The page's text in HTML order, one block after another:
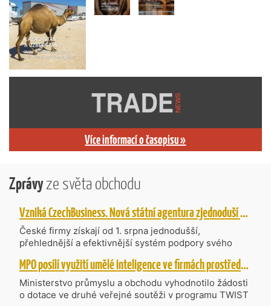
Více informací o časopisu »
Zprávyze světa obchodu
Vzniká CzechBusiness. Nová státní agentura zjednoduší podporu českých firem
České firmy získají od 1. srpna jednodušší,
přehlednější a efektivnější systém podpory svého
CzechBusiness, která propojuje dosavadní
kompetence agentur CzechTrade a CzechInvest.
Firmám nabídne jednoho partnera pro rozvoj od
inovací až po zahraniční expanzi.
MPO posílí využití umělé inteligence ve firmách prostřednictvím 40 projektů z programu TWIST
Ministerstvo průmyslu a obchodu vyhodnotilo žádosti
o dotace ve druhé veřejné soutěži v programu TWIST